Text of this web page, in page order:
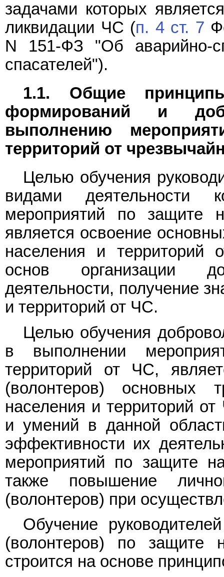
задачами которых
ликвидации ЧС (п. 4 ст. 7
N 151-ФЗ "Об аварийно-
спасателей").
1.1. Общие принципы
формирований и
выполнению
территорий от
Целью обучения
видами деятельности
мероприятий по защите
является освоение
населения и территорий
основ организации
деятельности, получение
и территорий от ЧС.
Целью обучения
в выполнении
территорий от ЧС,
(волонтеров) основных
населения и территорий
и умений в данной
эффективности их
мероприятий по защите
также повышение
(волонтеров) при
Обучение
(волонтеров) по защите
строится на основе